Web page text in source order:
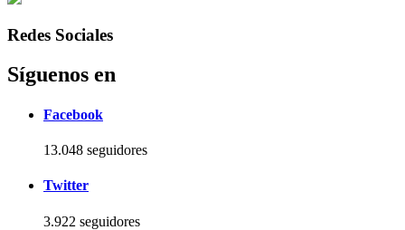
Redes Sociales
Síguenos en
Facebook
13.048 seguidores
Twitter
3.922 seguidores